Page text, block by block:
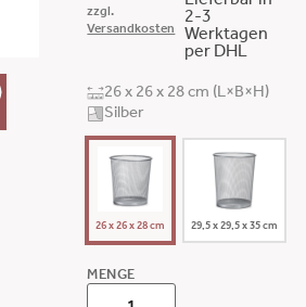
zzgl.
Versandkosten
2-3
Werktagen
per DHL
26 x 26 x 28 cm (L×B×H)
Silber
26 x 26 x 28 cm 29,5 x 29,5 x 35 cm
MENGE